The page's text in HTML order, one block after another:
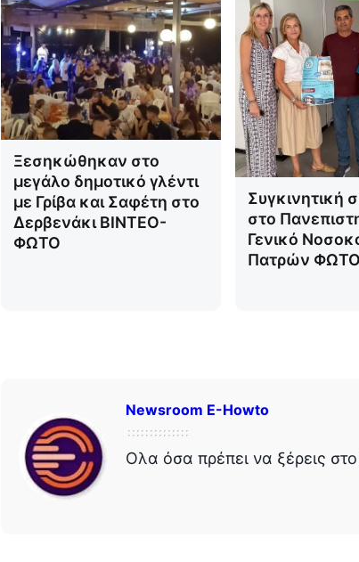
Ξεσηκώθηκαν στο
μεγάλο δημοτικό γλέντι
με Γρίβα και Σαφέτη στο
Δερβενάκι ΒΙΝΤΕΟ-
ΦΩΤΟ
Συγκινητική
στο
Γενικό
Πατρών ΦΩΤΟ
Newsroom E-Howto
Ολα όσα πρέπει να ξέρεις